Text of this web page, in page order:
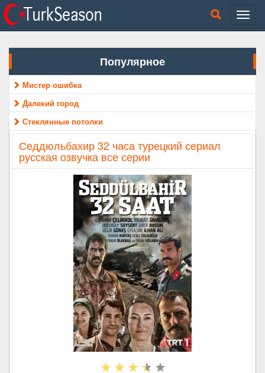
Популярное
Мистер ошибка
Далекий город
Стеклянные потолки
Седдюльбахир 32 часа турецкий сериал
русская озвучка все серии